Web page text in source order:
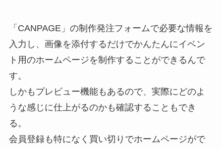
「CANPAGE」の制作発注フォームで必要な情報を
入力し、画像を添付するだけでかんたんにイベン
ト用のホームページを制作することができるんで
す。
しかもプレビュー機能もあるので、実際にどのよ
うな感じに仕上がるのかも確認することもでき
る。
会員登録も特になく買い切りでホームページがで